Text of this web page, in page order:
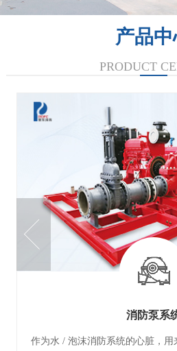
产品
PRODUCT
消防泵系
作为水 / 泡沫消防系统的心脏，用